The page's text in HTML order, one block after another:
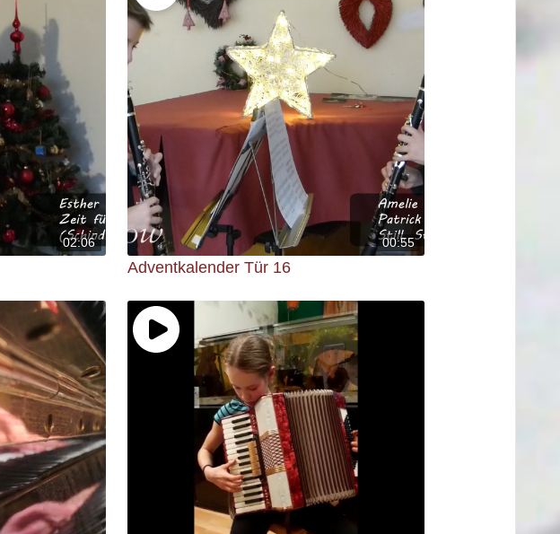
02:06 00:55
Adventkalender Tür 16